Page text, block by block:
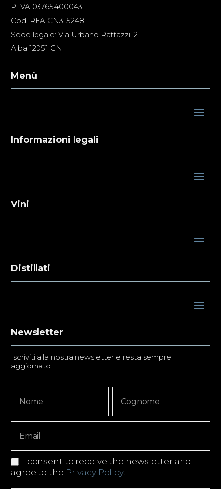
P.IVA 03765400043
Cod. REA CN315248
Sede legale: Via Urbano Rattazzi, 2
Alba 12051 CN
Menù
Informazioni legali
Vini
Distillati
Newsletter
Iscriviti alla nostra newsletter e resta sempre
aggiornato
Signup
Copy
I consent to receive the newsletter and
agree to the Privacy Policy